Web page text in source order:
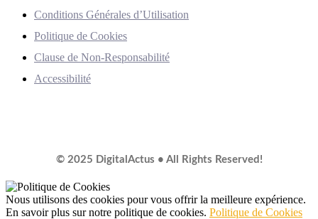
Conditions Générales d’Utilisation
Politique de Cookies
Clause de Non-Responsabilité
Accessibilité
© 2025 DigitalActus • All Rights Reserved!
Nous utilisons des cookies pour vous offrir la meilleure expérience.
En savoir plus sur notre politique de cookies. Politique de Cookies